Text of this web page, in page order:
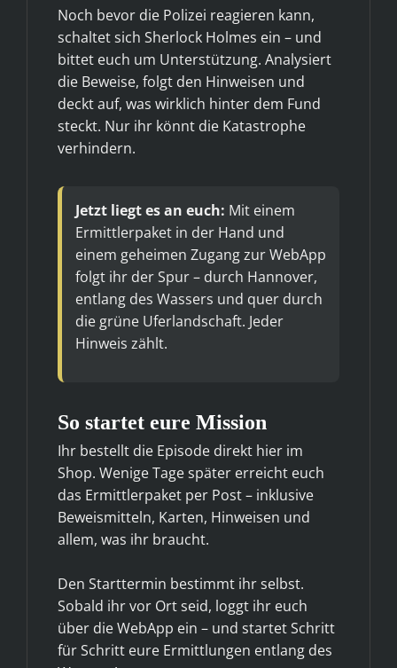
Noch bevor die Polizei reagieren kann,
schaltet sich Sherlock Holmes ein – und
bittet euch um Unterstützung. Analysiert
die Beweise, folgt den Hinweisen und
deckt auf, was wirklich hinter dem Fund
steckt. Nur ihr könnt die Katastrophe
verhindern.
Jetzt liegt es an euch: Mit einem
Ermittlerpaket in der Hand und
einem geheimen Zugang zur WebApp
folgt ihr der Spur – durch Hannover,
entlang des Wassers und quer durch
die grüne Uferlandschaft. Jeder
Hinweis zählt.
So startet eure Mission
Ihr bestellt die Episode direkt hier im
Shop. Wenige Tage später erreicht euch
das Ermittlerpaket per Post – inklusive
Beweismitteln, Karten, Hinweisen und
allem, was ihr braucht.
Den Starttermin bestimmt ihr selbst.
Sobald ihr vor Ort seid, loggt ihr euch
über die WebApp ein – und startet Schritt
für Schritt eure Ermittlungen entlang des